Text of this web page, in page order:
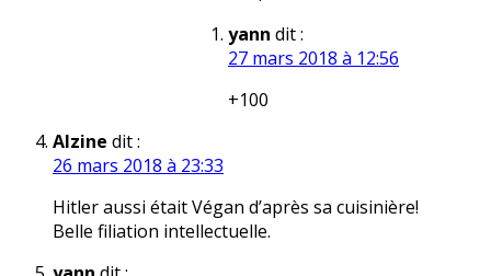
yann dit :
27 mars 2018 à 12:56
+100
Alzine dit :
26 mars 2018 à 23:33
Hitler aussi était Végan d’après sa cuisinière!
Belle filiation intellectuelle.